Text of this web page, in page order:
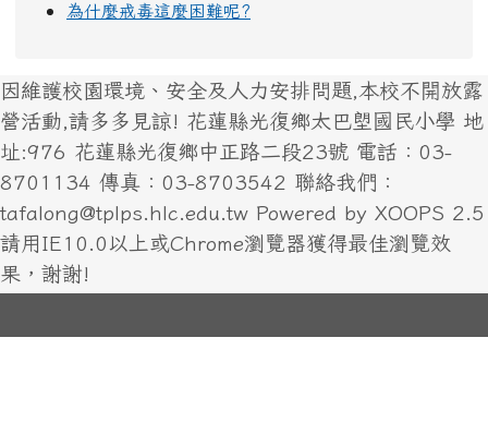
為什麼戒毒這麼困難呢?
因維護校園環境、安全及人力安排問題,本校不開放露
營活動,請多多見諒! 花蓮縣光復鄉太巴塱國民小學 地
址:976 花蓮縣光復鄉中正路二段23號 電話：03-
8701134 傳真：03-8703542 聯絡我們：
tafalong@tplps.hlc.edu.tw Powered by XOOPS 2.5
請用IE10.0以上或Chrome瀏覽器獲得最佳瀏覽效
果，謝謝!